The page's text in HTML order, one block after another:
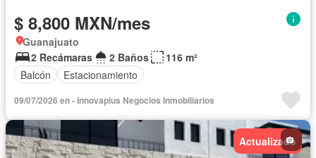
$ 8,800 MXN/mes
Guanajuato
2 Recámaras
2 Baños
116 m²
Balcón
Estacionamiento
09/07/2026 en - Innovaplus Negocios Inmobiliarios
Actualizado